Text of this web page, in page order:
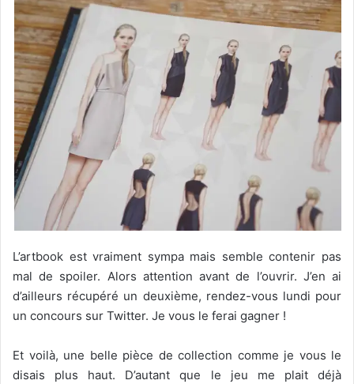
L’artbook est vraiment sympa mais semble contenir pas
mal de spoiler. Alors attention avant de l’ouvrir. J’en ai
d’ailleurs récupéré un deuxième, rendez-vous lundi pour
un concours sur Twitter. Je vous le ferai gagner !
Et voilà, une belle pièce de collection comme je vous le
disais plus haut. D’autant que le jeu me plait déjà